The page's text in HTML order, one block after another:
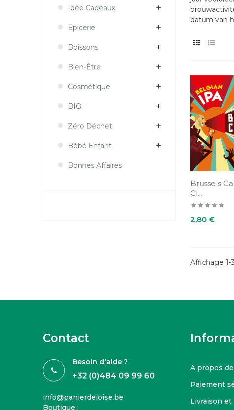
Idée Cadeaux
Epicerie
Boissons
Bien-Être
Cosmétique
BIO
Zéro Déchet
Bébé Enfant
Bonnes Affaires
datum van
Brussels
Cl...
Prix
2,80 €
Affichage 1-
Contact
Besoin d'aide ?
+32 (0)484 09 99 60
info@panierdeloise.be
Boutique :
A propos
Paiement
Livraison